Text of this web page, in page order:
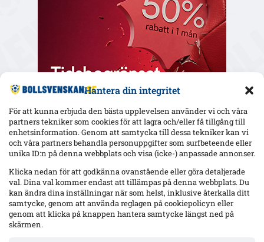
Hantera din integritet
För att kunna erbjuda den bästa upplevelsen använder vi och våra
partners tekniker som cookies för att lagra och/eller få tillgång till
enhetsinformation. Genom att samtycka till dessa tekniker kan vi
och våra partners behandla personuppgifter som surfbeteende eller
unika ID:n på denna webbplats och visa (icke-) anpassade annonser.
Klicka nedan för att godkänna ovanstående eller göra detaljerade
val. Dina val kommer endast att tillämpas på denna webbplats. Du
kan ändra dina inställningar när som helst, inklusive återkalla ditt
samtycke, genom att använda reglagen på cookiepolicyn eller
genom att klicka på knappen hantera samtycke längst ned på
skärmen.
Senaste
Mjällby – inhopp i 84:e minuten
17-årige Theodor Lundbergh har spelat alla MFF:s 15 matcher –